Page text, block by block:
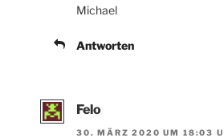
Michael
Antworten
Felo
30. MÄRZ 2020 UM 18:03